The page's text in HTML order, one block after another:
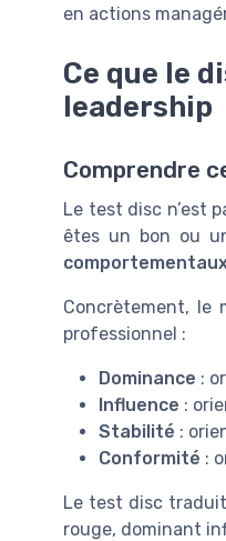
en actions
Ce que le
leadership
Comprendre
Le test disc n’est
êtes un bon ou
Concrètement, le
professionnel :
Dominance :
Influence :
Stabilité :
Conformité :
Le test disc
rouge, dominant